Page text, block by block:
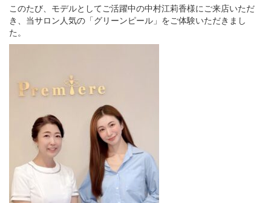
このたび、モデルとしてご活躍中の中村江莉香様にご来店いただ
き、当サロン人気の「グリーンピール」をご体験いただきまし
た。